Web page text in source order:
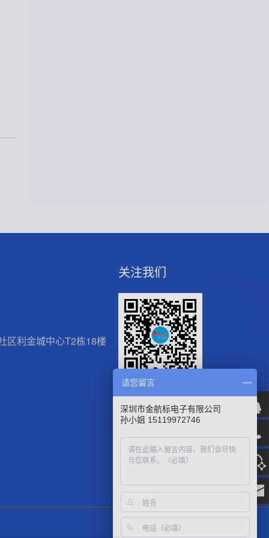
区利金城中心T2栋18楼
关注我们
微信官方公众号
请您留言
深圳市金航标电子有限公司
孙小姐 15119972746